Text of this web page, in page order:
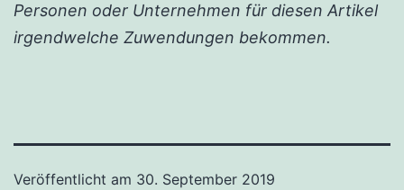
Personen oder Unternehmen für diesen Artikel
irgendwelche Zuwendungen bekommen.
Veröffentlicht am 30. September 2019